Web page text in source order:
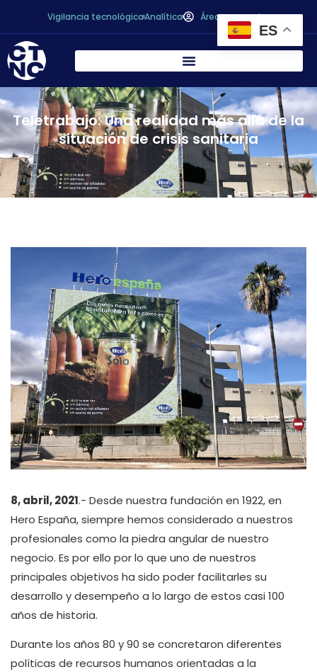
Vigilancia tecnológicaAnalítica Área personal
Teletrabajo: Una realidad más allá de la
situación de crisis sanitaria
8, abril, 2021.- Desde nuestra fundación en 1922, en
Hero España, siempre hemos considerado a nuestros
profesionales como la piedra angular de nuestro
negocio. Es por ello por lo que uno de nuestros
principales objetivos ha sido poder facilitarles su
desarrollo y desempeño a lo largo de estos casi 100
años de historia.
Durante los años 80 y 90 se concretaron diferentes
políticas de recursos humanos orientadas a la
ES